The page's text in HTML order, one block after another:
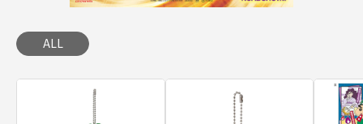
ALL